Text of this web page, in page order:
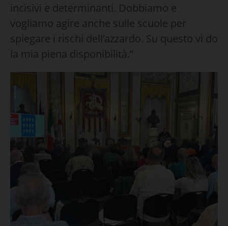
incisivi e determinanti. Dobbiamo e
vogliamo agire anche sulle scuole per
spiegare i rischi dell’azzardo. Su questo vi do
la mia piena disponibilità.”